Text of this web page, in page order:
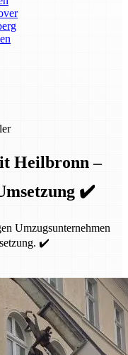
Heilbronn –
✔️
Umzugsunternehmen
✔️